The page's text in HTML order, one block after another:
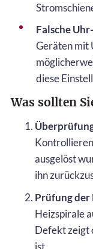
Falsche
Geräten mit
diese
Was sollten
ausgelöst
ihn
Prüfung der
Heizspirale
Defekt zeigt
ist.